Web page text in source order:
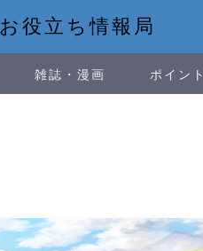
お役立ち情報局
雑誌・漫画 ポイント